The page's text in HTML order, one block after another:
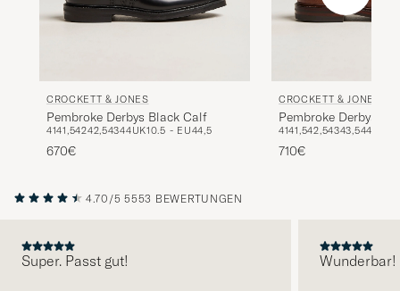
CROCKETT & JONES
Pembroke Derbys Black Calf
4141,54242,54344UK10.5 - EU44,5
670€
CROCKETT & JONES
Pembroke Derbys
Calf
4141,542,54343,544
710€
4.70/5 5553 BEWERTUNGEN
Super. Passt gut! Wunderbar!